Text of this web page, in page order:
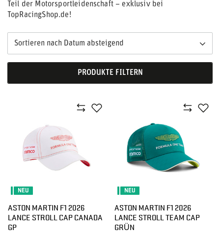
Teil der Motorsportleidenschaft – exklusiv bei
TopRacingShop.de!
Sortieren nach Datum absteigend
PRODUKTE FILTERN
NEU
ASTON MARTIN F1 2026
LANCE STROLL CAP CANADA
GP
NEU
ASTON MARTIN F1 2026
LANCE STROLL TEAM CAP
GRÜN